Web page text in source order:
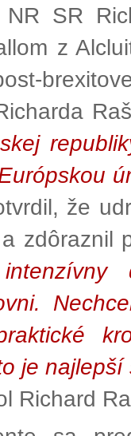
SR
z
že
zdôraznil
je
Richard